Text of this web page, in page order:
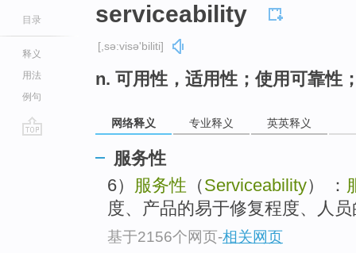
目录
释义
用法
例句
serviceability
[,sə:visə'biliti]
n. 可用性，适用性；使用可靠性
网络释义 专业释义 英英释义
服务性
6） 服务性 （Serviceability） ：
度、产品的易于修复程度、人
基于2156个网页-相关网页